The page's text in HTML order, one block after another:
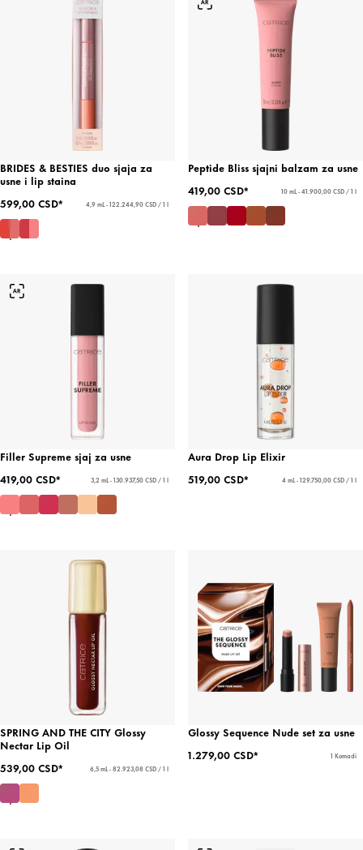
BRIDES & BESTIES duo sjaja za
usne i lip staina
599,00 CSD*
4,9 mL - 122.244,90 CSD / 1 l
Peptide Bliss sjajni balzam za usne
419,00 CSD*
10 mL - 41.900,00 CSD / 1 l
Filler Supreme sjaj za usne
419,00 CSD*
3,2 mL - 130.937,50 CSD / 1 l
Aura Drop Lip Elixir
519,00 CSD*
4 mL - 129.750,00 CSD / 1 l
SPRING AND THE CITY Glossy
Nectar Lip Oil
539,00 CSD*
6,5 mL - 82.923,08 CSD / 1 l
Glossy Sequence Nude set za usne
1.279,00 CSD*
1 Komadi